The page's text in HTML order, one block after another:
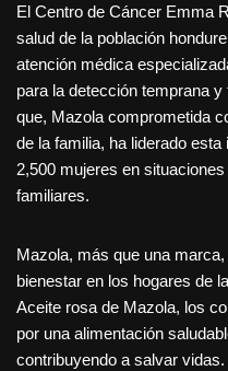
El Centro de Cáncer Emma
salud de la población
atención médica
para la detección temprana
que, Mazola comprometida
de la familia, ha liderado
2,500 mujeres en
familiares.
Mazola, más que una
bienestar en los hogares de
Aceite rosa de Mazola, los
por una alimentación
contribuyendo a salvar vidas.